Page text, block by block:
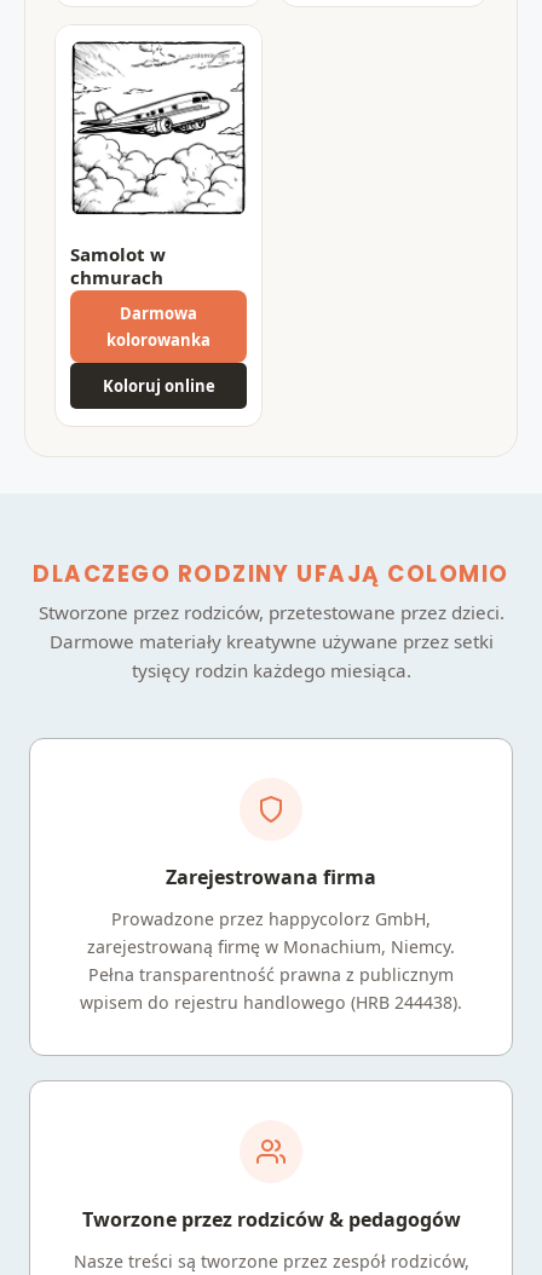
Samolot w
chmurach
Darmowa
kolorowanka
Koloruj online
DLACZEGO RODZINY UFAJĄ COLOMIO
Stworzone przez rodziców, przetestowane przez dzieci.
Darmowe materiały kreatywne używane przez setki
tysięcy rodzin każdego miesiąca.
Zarejestrowana firma
Prowadzone przez happycolorz GmbH,
zarejestrowaną firmę w Monachium, Niemcy.
Pełna transparentność prawna z publicznym
wpisem do rejestru handlowego (HRB 244438).
Tworzone przez rodziców & pedagogów
Nasze treści są tworzone przez zespół rodziców,